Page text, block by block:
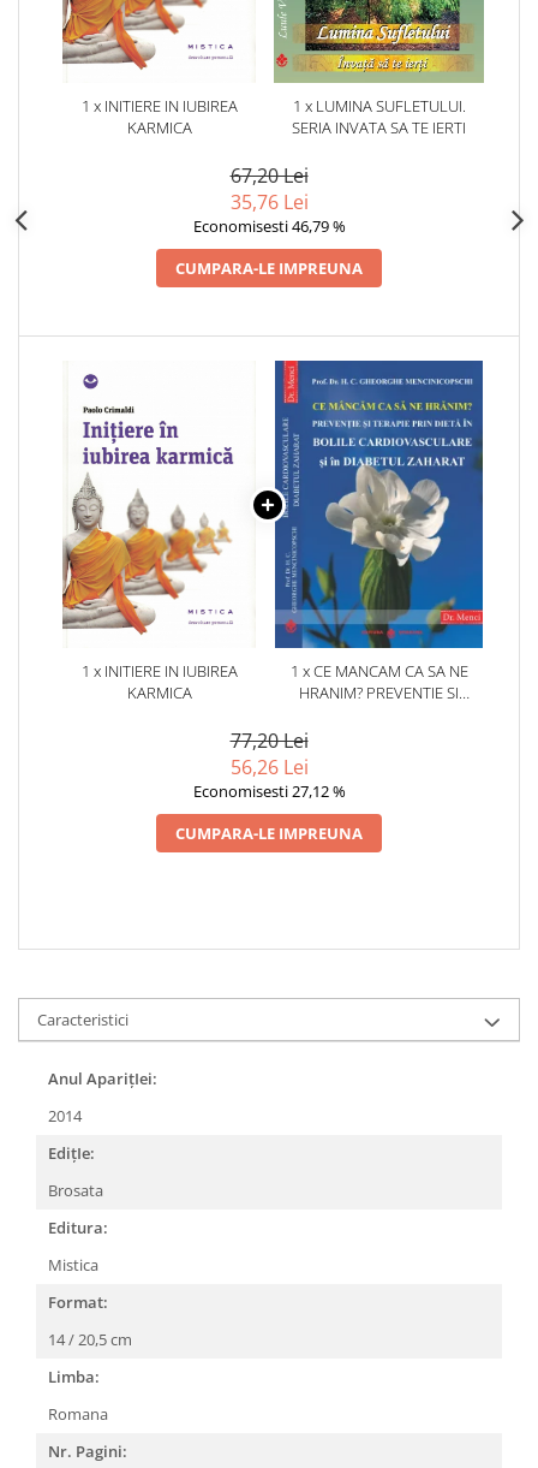
1 x INITIERE IN IUBIREA
KARMICA
1 x LUMINA SUFLETULUI.
SERIA INVATA SA TE IERTI
67,20 Lei
35,76 Lei
Economisesti 46,79 %
CUMPARA-LE IMPREUNA
1 x INITIERE IN IUBIREA
KARMICA
1 x CE MANCAM CA SA NE
HRANIM? PREVENTIE SI
CARDIOVASCULARE SI IN
77,20 Lei
56,26 Lei
Economisesti 27,12 %
CUMPARA-LE IMPREUNA
Caracteristici
Anul AparițIei:
2014
EdițIe:
Brosata
Editura:
Mistica
Format:
14 / 20,5 cm
Limba:
Romana
Nr. Pagini: